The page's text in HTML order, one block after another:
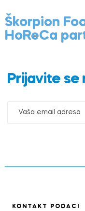
Škorpion
HoReCa
Prijavite se
KONTAKT PODACI